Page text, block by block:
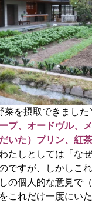
菜を摂取できました
プ、オードヴル、
いた）プリン、紅茶
たしとしては「な
ですが、しかしこ
の個人的な意見で
これだけ一度にい